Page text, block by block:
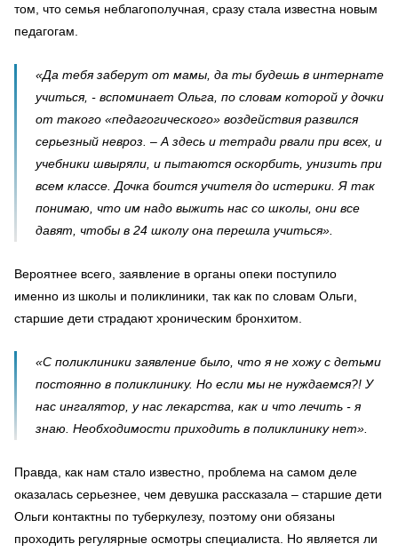
том, что семья неблагополучная, сразу стала известна новым
педагогам.
«Да тебя заберут от мамы, да ты будешь в интернате
учиться, - вспоминает Ольга, по словам которой у дочки
от такого «педагогического» воздействия развился
серьезный невроз. – А здесь и тетради рвали при всех, и
учебники швыряли, и пытаются оскорбить, унизить при
всем классе. Дочка боится учителя до истерики. Я так
понимаю, что им надо выжить нас со школы, они все
давят, чтобы в 24 школу она перешла учиться».
Вероятнее всего, заявление в органы опеки поступило
именно из школы и поликлиники, так как по словам Ольги,
старшие дети страдают хроническим бронхитом.
«С поликлиники заявление было, что я не хожу с детьми
постоянно в поликлинику. Но если мы не нуждаемся?! У
нас ингалятор, у нас лекарства, как и что лечить - я
знаю. Необходимости приходить в поликлинику нет».
Правда, как нам стало известно, проблема на самом деле
оказалась серьезнее, чем девушка рассказала – старшие дети
Ольги контактны по туберкулезу, поэтому они обязаны
проходить регулярные осмотры специалиста. Но является ли